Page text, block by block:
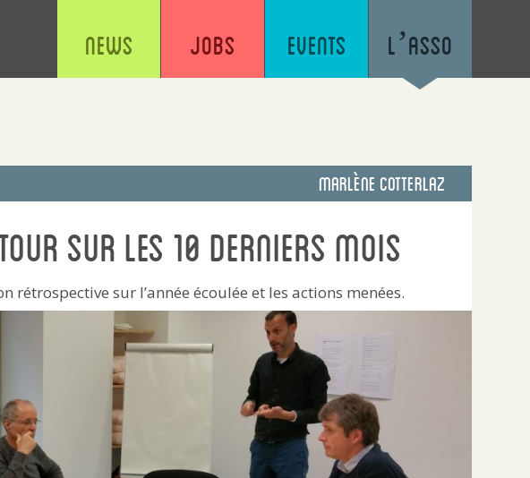
News Jobs Events L’asso
Marlène Cotterlaz
sur les 10 derniers mois
rétrospective sur l’année écoulée et les actions menées.